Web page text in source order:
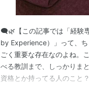
🗨️🌿【この記事では「経験
by Experience）」って、
ごく重要な存在なのよね。
べる教訓まで、しっかりま
資格とか持ってる人のこと